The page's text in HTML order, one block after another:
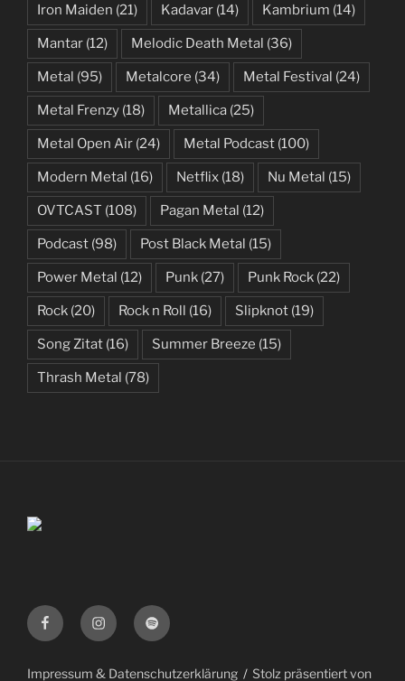
Iron Maiden (21) Kadavar (14) Kambrium (14)
Mantar (12) Melodic Death Metal (36)
Metal (95) Metalcore (34) Metal Festival (24)
Metal Frenzy (18) Metallica (25)
Metal Open Air (24) Metal Podcast (100)
Modern Metal (16) Netflix (18) Nu Metal (15)
OVTCAST (108) Pagan Metal (12)
Podcast (98) Post Black Metal (15)
Power Metal (12) Punk (27) Punk Rock (22)
Rock (20) Rock n Roll (16) Slipknot (19)
Song Zitat (16) Summer Breeze (15)
Thrash Metal (78)
FacebookInstagramSpotify
Impressum & Datenschutzerklärung Stolz präsentiert von